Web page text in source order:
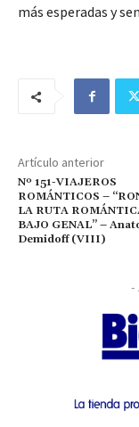
más esperadas y
Artículo anterior
Nº 151-VIAJEROS
ROMÁNTICOS –
LA RUTA
BAJO GENAL” –
Demidoff (VIII)
-